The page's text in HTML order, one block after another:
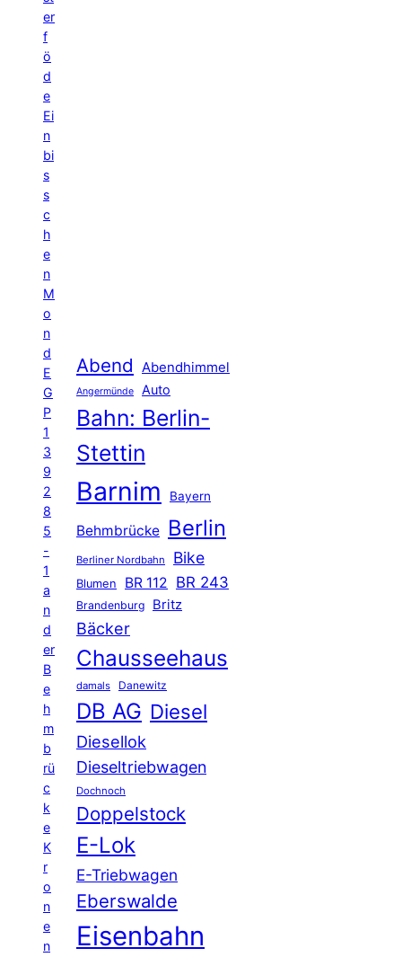
er
f
ö
d
e
Ei
n
bi
s
s
c
h
e
n
M
o
n
d
E
G
P
1
3
9
2
8
5
-
1
a
n
d
er
B
e
h
m
b
rü
c
k
e
K
r
o
n
e
n
Abend Abendhimmel
Angermünde Auto
Bahn: Berlin-
Stettin
Barnim Bayern
Behmbrücke Berlin
Berliner Nordbahn Bike
Blumen BR 112 BR 243
Brandenburg Britz
Bäcker
Chausseehaus
damals Danewitz
DB AG Diesel
Diesellok
Dieseltriebwagen
Dochnoch
Doppelstock
E-Lok
E-Triebwagen
Eberswalde
Eisenbahn